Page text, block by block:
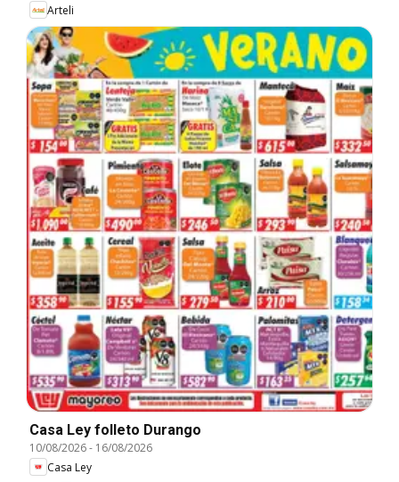
Arteli
Casa Ley folleto Durango
10/08/2026- 16/08/2026
Casa Ley